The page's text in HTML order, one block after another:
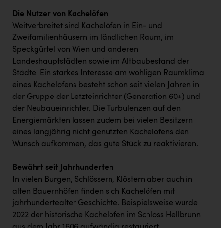
Die Nutzer von Kachelöfen
Weitverbreitet sind Kachelöfen in Ein- und
Zweifamilienhäusern im ländlichen Raum, im
Speckgürtel von Wien und anderen
Landeshauptstädten sowie im Altbaubestand der
Städte. Ein starkes Interesse am wohligen Raumklima
eines Kachelofens besteht schon seit vielen Jahren in
der Gruppe der Letzteinrichter (Generation 60+) und
der Neubaueinrichter. Die Turbulenzen auf den
Energiemärkten lassen zudem bei vielen Besitzern
eines langjährig nicht genutzten Kachelofens den
Wunsch aufkommen, das gute Stück zu reaktivieren.
Bewährt seit Jahrhunderten
In vielen Burgen, Schlössern, Klöstern aber auch in
alten Bauernhöfen finden sich Kachelöfen mit
jahrhundertealter Geschichte. Beispielsweise wurde
2022 der historische Kachelofen im Schloss Hellbrunn